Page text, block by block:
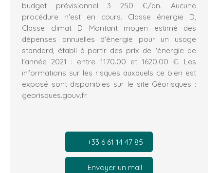
budget prévisionnel 3 250 €/an. Aucune
procédure n'est en cours. Classe énergie D,
Classe climat D Montant moyen estimé des
dépenses annuelles d'énergie pour un usage
standard, établi à partir des prix de l'énergie de
l'année 2021 : entre 1170.00 et 1620.00 €. Les
informations sur les risques auxquels ce bien est
exposé sont disponibles sur le site Géorisques :
georisques.gouv.fr.
+33 6 61 14 47 85
Envoyer un mail